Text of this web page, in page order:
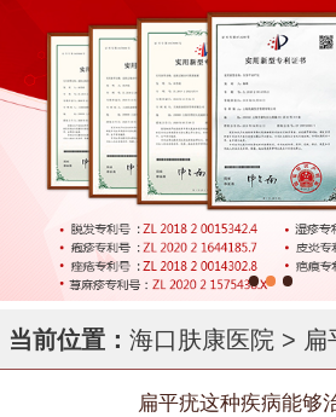
当前位置： 海口肤康医院 > 扁
扁平疣这种疾病能够